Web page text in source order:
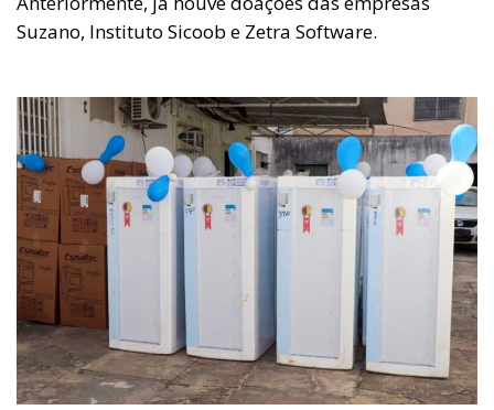
Suzano, Instituto Sicoob e Zetra Software.